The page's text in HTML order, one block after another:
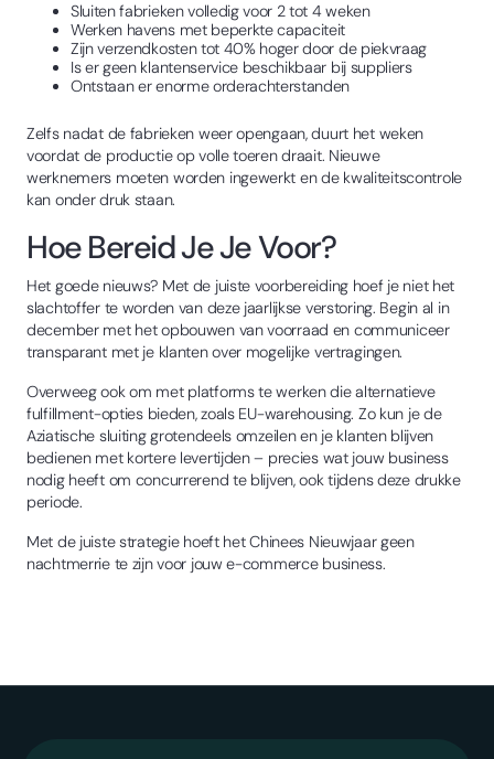
Sluiten fabrieken volledig voor 2 tot 4 weken
Werken havens met beperkte capaciteit
Zijn verzendkosten tot 40% hoger door de piekvraag
Is er geen klantenservice beschikbaar bij suppliers
Ontstaan er enorme orderachterstanden
Zelfs nadat de fabrieken weer opengaan, duurt het weken
voordat de productie op volle toeren draait. Nieuwe
werknemers moeten worden ingewerkt en de kwaliteitscontrole
kan onder druk staan.
Hoe Bereid Je Je Voor?
Het goede nieuws? Met de juiste voorbereiding hoef je niet het
slachtoffer te worden van deze jaarlijkse verstoring. Begin al in
december met het opbouwen van voorraad en communiceer
transparant met je klanten over mogelijke vertragingen.
Overweeg ook om met platforms te werken die alternatieve
fulfillment-opties bieden, zoals EU-warehousing. Zo kun je de
Aziatische sluiting grotendeels omzeilen en je klanten blijven
bedienen met kortere levertijden – precies wat jouw business
nodig heeft om concurrerend te blijven, ook tijdens deze drukke
periode.
Met de juiste strategie hoeft het Chinees Nieuwjaar geen
nachtmerrie te zijn voor jouw e-commerce business.